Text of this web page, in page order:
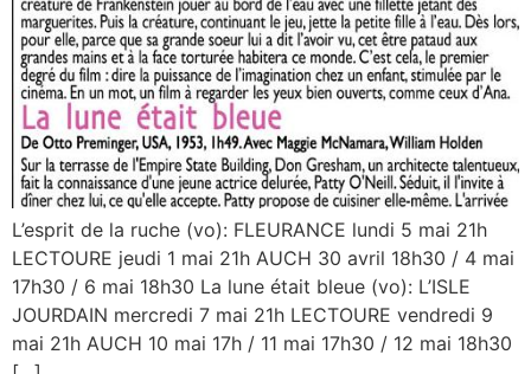
L’esprit de la ruche (vo): FLEURANCE lundi 5 mai 21h
LECTOURE jeudi 1 mai 21h AUCH 30 avril 18h30 / 4 mai
17h30 / 6 mai 18h30 La lune était bleue (vo): L’ISLE
JOURDAIN mercredi 7 mai 21h LECTOURE vendredi 9
mai 21h AUCH 10 mai 17h / 11 mai 17h30 / 12 mai 18h30